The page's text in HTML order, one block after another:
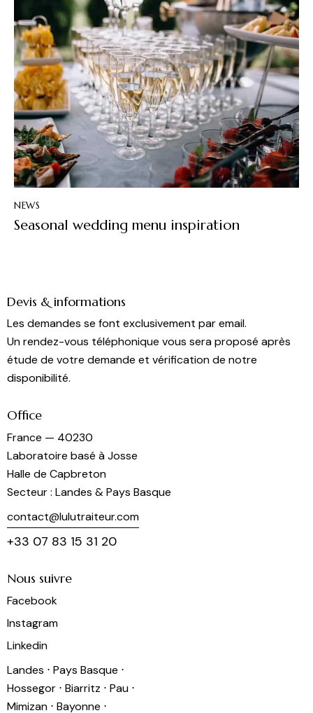
NEWS
Seasonal wedding menu inspiration
Devis & informations
Les demandes se font exclusivement par email.
Un rendez-vous téléphonique vous sera proposé après
étude de votre demande et vérification de notre
disponibilité.
Office
France — 40230
Laboratoire basé à Josse
Halle de Capbreton
Secteur : Landes & Pays Basque
contact@lulutraiteur.com
+33 07 83 15 31 20
Nous suivre
Facebook
Instagram
Linkedin
Landes ⋅ Pays Basque ⋅
Hossegor ⋅ Biarritz ⋅ Pau ⋅
Mimizan ⋅ Bayonne ⋅